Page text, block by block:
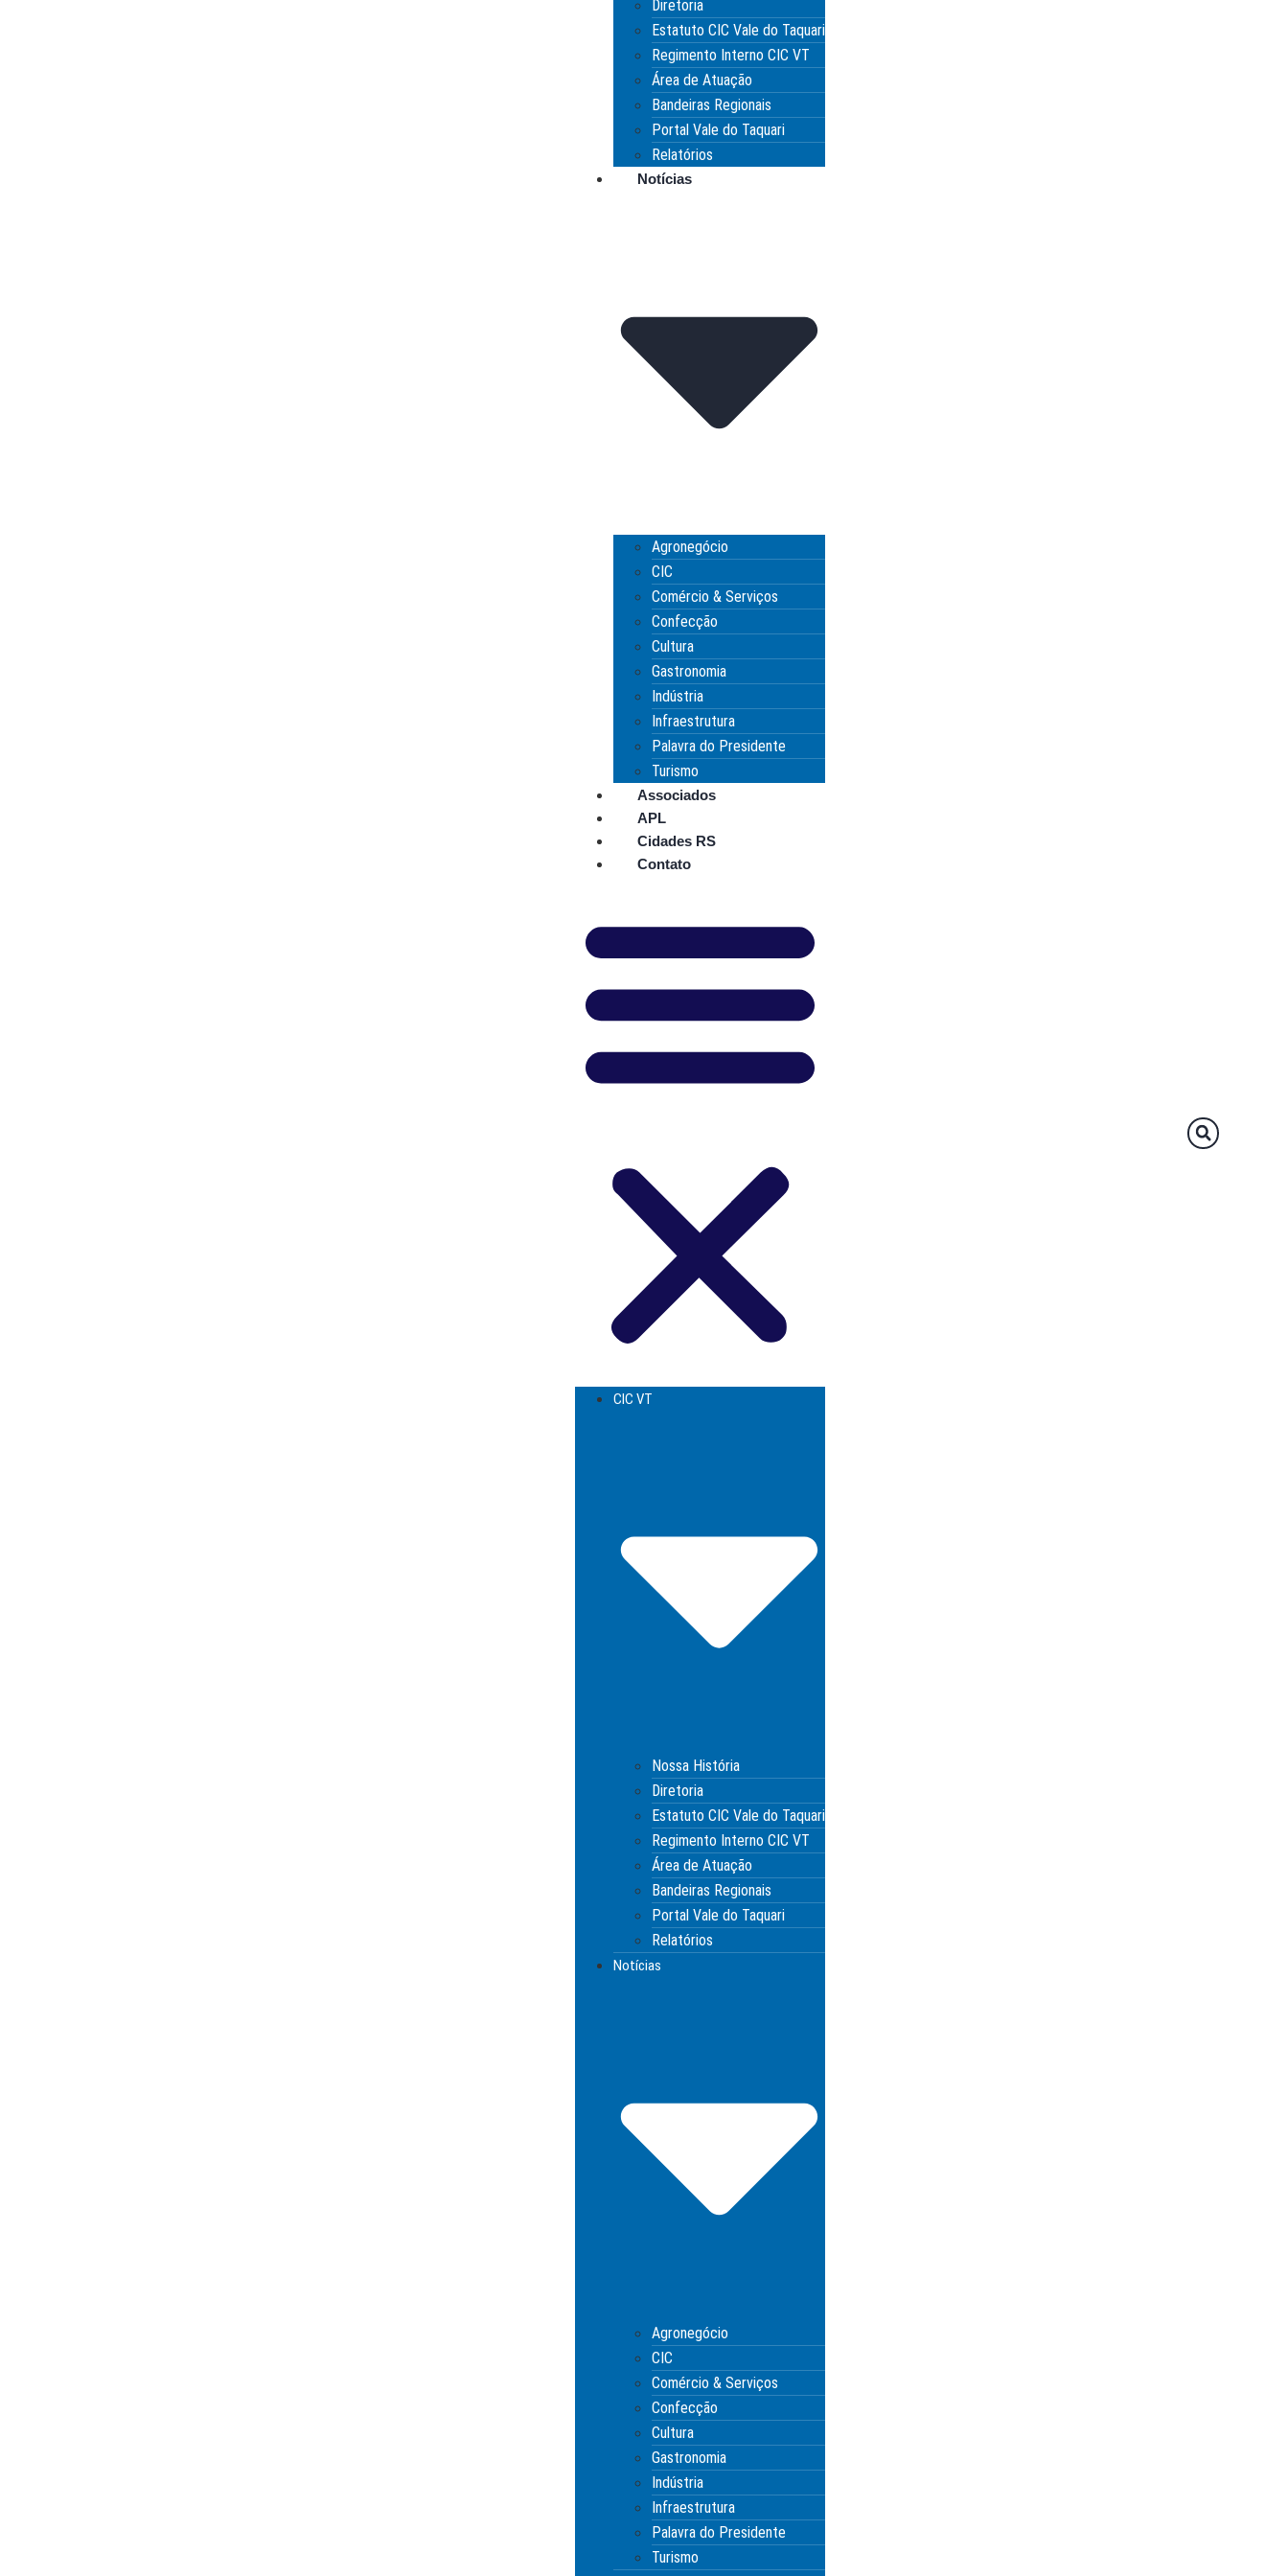
Diretoria
Estatuto CIC Vale do Taquari
Regimento Interno CIC VT
Área de Atuação
Bandeiras Regionais
Portal Vale do Taquari
Relatórios
Notícias
Agronegócio
CIC
Comércio & Serviços
Confecção
Cultura
Gastronomia
Indústria
Infraestrutura
Palavra do Presidente
Turismo
Associados
APL
Cidades RS
Contato
CIC VT
Nossa História
Diretoria
Estatuto CIC Vale do Taquari
Regimento Interno CIC VT
Área de Atuação
Bandeiras Regionais
Portal Vale do Taquari
Relatórios
Notícias
Agronegócio
CIC
Comércio & Serviços
Confecção
Cultura
Gastronomia
Indústria
Infraestrutura
Palavra do Presidente
Turismo